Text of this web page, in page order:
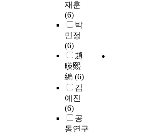
재훈
(6)
박
민정
(6)
趙
暎熙
編 (6)
김
예진
(6)
공
동연구